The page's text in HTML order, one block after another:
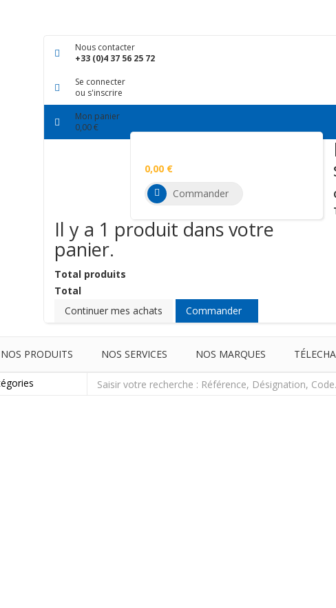
Nous contacter
+33 (0)4 37 56 25 72
Se connecter
ou s'inscrire
Mon panier
0,00 €
0,00 €
Commander
Il y a 1 produit dans votre
panier.
Total produits
Total
Continuer mes achats
Commander
NOS PRODUITS NOS SERVICES NOS MARQUES